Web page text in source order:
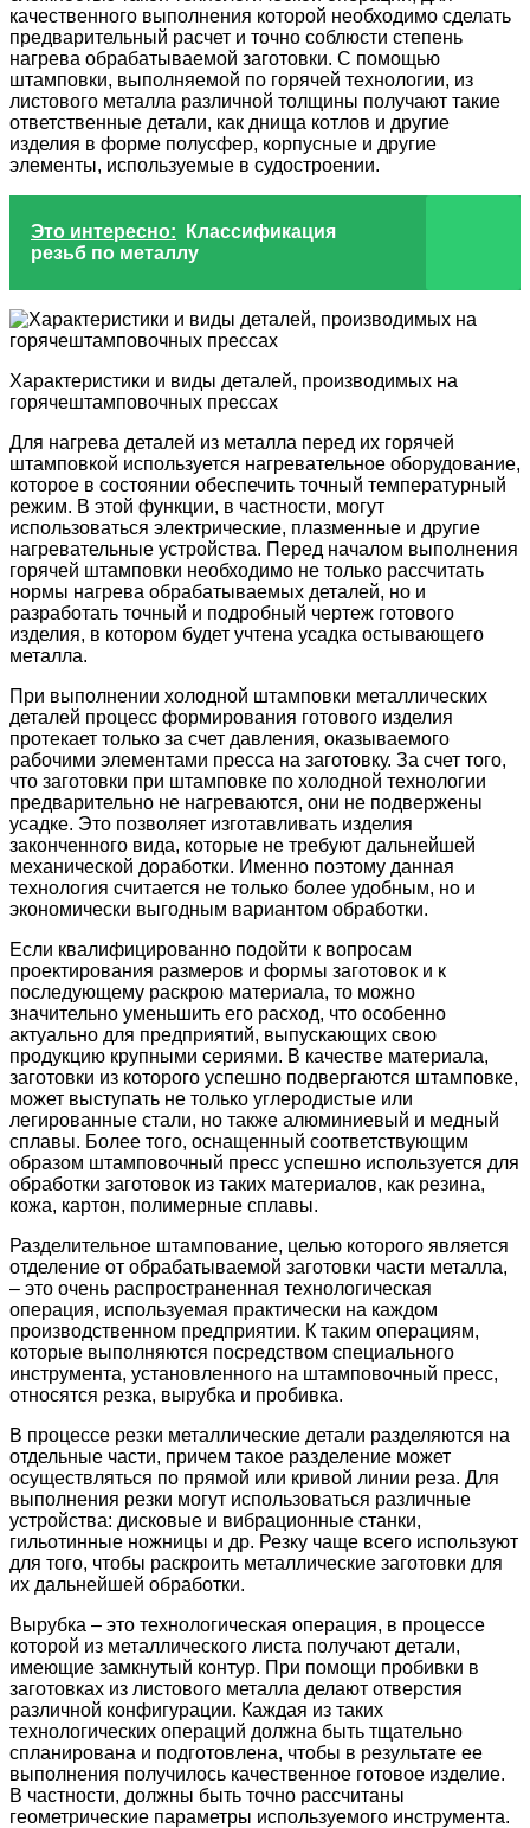
качественного выполнения которой необходимо сделать
предварительный расчет и точно соблюсти степень
нагрева обрабатываемой заготовки. С помощью
штамповки, выполняемой по горячей технологии, из
листового металла различной толщины получают такие
ответственные детали, как днища котлов и другие
изделия в форме полусфер, корпусные и другие
элементы, используемые в судостроении.
Это интересно:
Классификация
резьб по металлу
Характеристики и виды деталей, производимых на
горячештамповочных прессах
Для нагрева деталей из металла перед их горячей
штамповкой используется нагревательное оборудование,
которое в состоянии обеспечить точный температурный
режим. В этой функции, в частности, могут
использоваться электрические, плазменные и другие
нагревательные устройства. Перед началом выполнения
горячей штамповки необходимо не только рассчитать
нормы нагрева обрабатываемых деталей, но и
разработать точный и подробный чертеж готового
изделия, в котором будет учтена усадка остывающего
металла.
При выполнении холодной штамповки металлических
деталей процесс формирования готового изделия
протекает только за счет давления, оказываемого
рабочими элементами пресса на заготовку. За счет того,
что заготовки при штамповке по холодной технологии
предварительно не нагреваются, они не подвержены
усадке. Это позволяет изготавливать изделия
законченного вида, которые не требуют дальнейшей
механической доработки. Именно поэтому данная
технология считается не только более удобным, но и
экономически выгодным вариантом обработки.
Если квалифицированно подойти к вопросам
проектирования размеров и формы заготовок и к
последующему раскрою материала, то можно
значительно уменьшить его расход, что особенно
актуально для предприятий, выпускающих свою
продукцию крупными сериями. В качестве материала,
заготовки из которого успешно подвергаются штамповке,
может выступать не только углеродистые или
легированные стали, но также алюминиевый и медный
сплавы. Более того, оснащенный соответствующим
образом штамповочный пресс успешно используется для
обработки заготовок из таких материалов, как резина,
кожа, картон, полимерные сплавы.
Разделительное штампование, целью которого является
отделение от обрабатываемой заготовки части металла,
– это очень распространенная технологическая
операция, используемая практически на каждом
производственном предприятии. К таким операциям,
которые выполняются посредством специального
инструмента, установленного на штамповочный пресс,
относятся резка, вырубка и пробивка.
В процессе резки металлические детали разделяются на
отдельные части, причем такое разделение может
осуществляться по прямой или кривой линии реза. Для
выполнения резки могут использоваться различные
устройства: дисковые и вибрационные станки,
гильотинные ножницы и др. Резку чаще всего используют
для того, чтобы раскроить металлические заготовки для
их дальнейшей обработки.
Вырубка – это технологическая операция, в процессе
которой из металлического листа получают детали,
имеющие замкнутый контур. При помощи пробивки в
заготовках из листового металла делают отверстия
различной конфигурации. Каждая из таких
технологических операций должна быть тщательно
спланирована и подготовлена, чтобы в результате ее
выполнения получилось качественное готовое изделие.
В частности, должны быть точно рассчитаны
геометрические параметры используемого инструмента.